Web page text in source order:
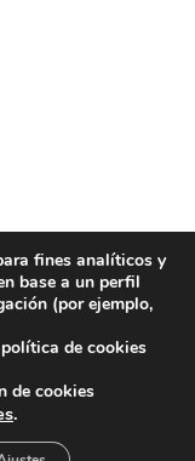
fines analíticos y
base a un perfil
(por ejemplo,
de cookies
de cookies
.